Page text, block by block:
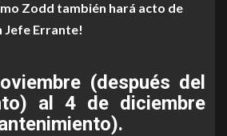
Zodd también hará acto de
Jefe Errante!
(después del
al 4 de diciembre